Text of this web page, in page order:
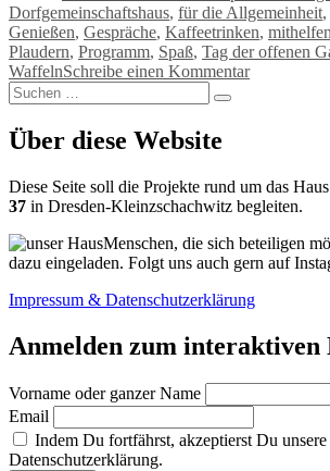
Dorfgemeinschaftshaus, für die Allgemeinheit,
Genießen, Gespräche, Kaffeetrinken,
Plaudern, Programm, Spaß, Tag der offenen
WaffelnSchreibe einen Kommentarzu
im
Juni
Suchen
nach:
Suchen
Über diese Website
Diese Seite soll die Projekte rund um das Haus
37 in Dresden-Kleinzschachwitz begleiten.
Menschen, die sich beteiligen
dazu eingeladen. Folgt uns auch gern auf
Impressum & Datenschutzerklärung
Anmelden zum interaktiven
Vorname oder ganzer Name
Email
Indem Du fortfährst, akzeptierst Du unsere
Datenschutzerklärung.